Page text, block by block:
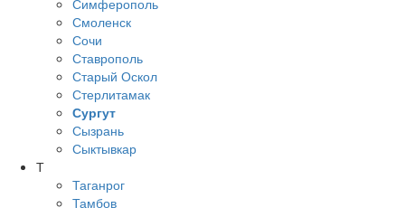
Симферополь
Смоленск
Сочи
Ставрополь
Старый Оскол
Стерлитамак
Сургут
Сызрань
Сыктывкар
Т
Таганрог
Тамбов